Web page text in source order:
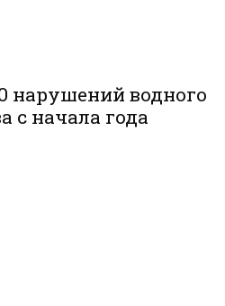
нарушений водного
с начала года